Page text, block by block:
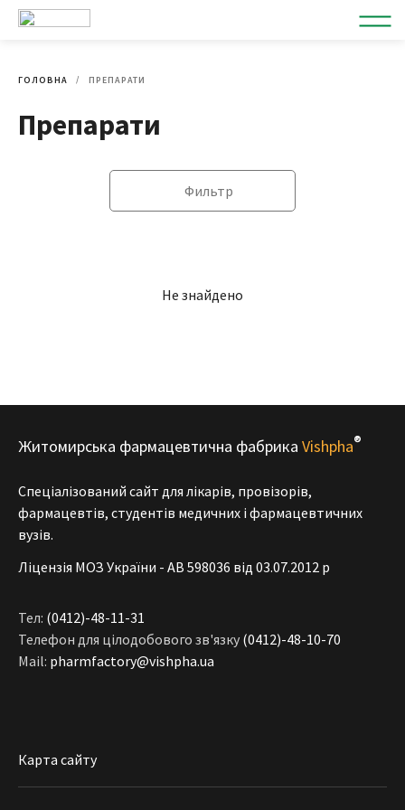
ГОЛОВНА ПРЕПАРАТИ
Препарати
Фильтр
Не знайдено
Житомирська фармацевтична фабрика Vishpha®
Спеціалізований сайт для лікарів, провізорів,
фармацевтів, студентів медичних і фармацевтичних
вузів.
Ліцензія МОЗ України - АВ 598036 від 03.07.2012 р
Тел: (0412)-48-11-31
Телефон для цілодобового зв'язку (0412)-48-10-70
Mail: pharmfactory@vishpha.ua
Карта сайту